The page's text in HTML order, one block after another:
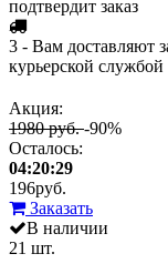
подтвердит заказ
3 - Вам доставляют
курьерской службой
Акция:
1980 руб.-90%
Осталось:
04:20:29
196руб.
Заказать
В наличии
21 шт.